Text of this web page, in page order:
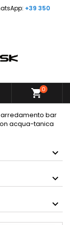
+39 350
shopping_cart0
bar
acqua-tanica